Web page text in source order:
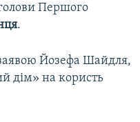
Першого
.
Йозефа Шайдля,
дім» на користь